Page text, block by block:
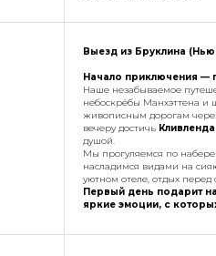
Выезд из Бруклина
Начало приключения —
Наше незабываемое
небоскрёбы Манхэттена и
живописным дорогам
вечеру достичь Кливленда
душой.
Мы прогуляемся по
насладимся видами на
уютном отеле, отдых
Первый день подарит
яркие эмоции, с